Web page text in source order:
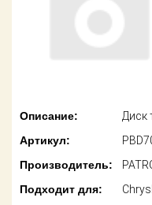
заказ
Контакты
техобслуживание
Доставка
Оплата
Описание:
Диск
Артикул:
Производитель:
Подходит для: